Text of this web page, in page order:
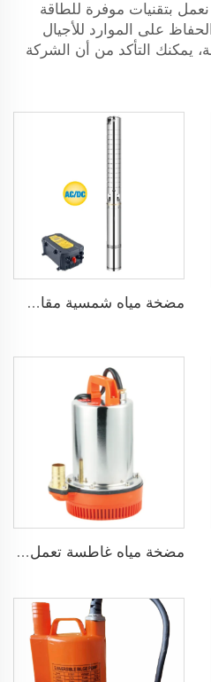
بتقنيات موفرة للطاقة
على الموارد للأجيال
يمكنك التأكد من أن الشركة
مضخة مياه شمسية مقاس 3 بوصة ذات شفرة من الفولاذ المقاوم للصدأ لري الزراعة
مضخة مياه غاطسة تعمل بجهد 24 فولت DC